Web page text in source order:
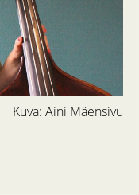
Kuva: Aini Mäensivu